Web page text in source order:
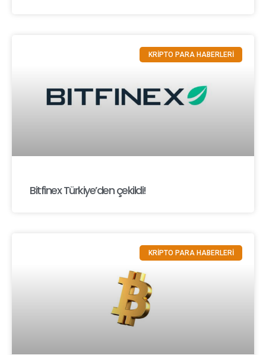
KRİPTO PARA HABERLERİ
Bitfinex Türkiye’den çekildi!
KRİPTO PARA HABERLERİ